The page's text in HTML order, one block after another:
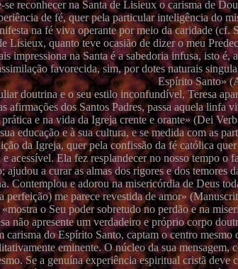
se reconhecer na Santa de Lisieux o carisma de
de fé, quer pela particular inteligência do
na fé viva operante por meio da caridade
Lisieux, quanto teve ocasião de dizer o meu
impressiona na Santa é a sabedoria infusa, isto
favorecida, sim, por dotes naturais
Espírito Santo»
doutrina e o seu estilo inconfundível, Teresa
afirmações dos Santos Padres, passa aquela
prática e na vida da Igreja crente e orante» (Dei
educação e à sua cultura, e se medida com as
da Igreja, quer pela confissão da fé católica
acessível. Ela fez resplandecer no nosso tempo o
ajudou a curar as almas dos rigores e dos temores
Contemplou e adorou na misericórdia de Deus
perfeição) me parece revestida de amor»
«mostra o Seu poder sobretudo no perdão e na
não apresente um verdadeiro e próprio corpo
carisma do Espírito Santo, captam o centro
eminente. O núcleo da sua
Se a genuína experiência espiritual cristã